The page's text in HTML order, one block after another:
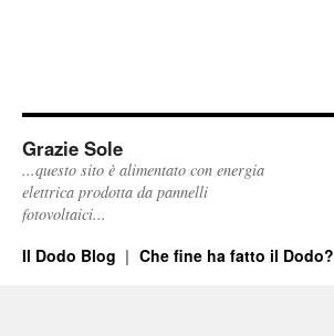
Grazie Sole
...questo sito è alimentato con energia
elettrica prodotta da pannelli
fotovoltaici...
Il Dodo Blog Che fine ha fatto il Dodo?